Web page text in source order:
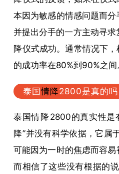
本因为敏感的情感问题而分
并提出分手的一方主动寻
降仪式成功。通常情况下
的成功率在80%到90%之间
泰国情降2800是真的吗
泰国情降 2800的真实性是
降”并没有科学依据，它属
可能因为一时的焦虑而容
而相信了这些没有根据的